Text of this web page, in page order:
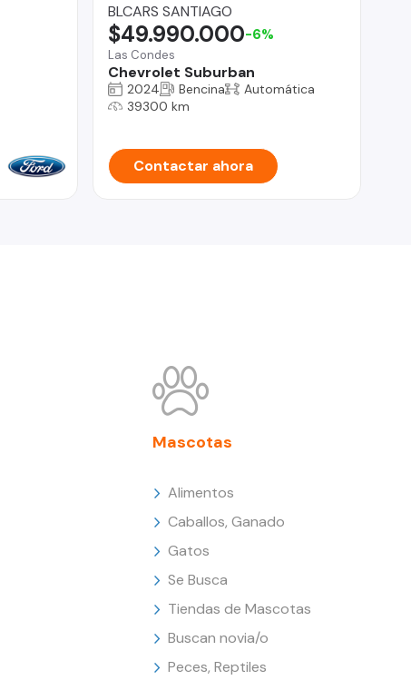
BLCARS SANTIAGO
Las Condes
Chevrolet Suburban
$49.990.000-6%
2024 Bencina
Automática
39300 km
Contactar ahora
Mascotas
Alimentos
Caballos, Ganado
Gatos
Se Busca
Tiendas de Mascotas
Buscan novia/o
Peces, Reptiles